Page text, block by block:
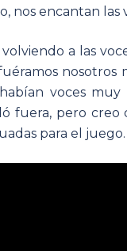
nos encantan las
volviendo a las
nosotros
voces muy
fuera, pero creo
para el juego.